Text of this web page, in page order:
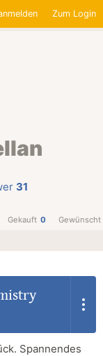
Zum Login
31
Gekauft 0 Gewünscht
Spannendes